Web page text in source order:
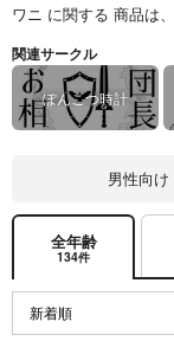
ワニ に関する 商品は、
関連サークル
ぽんこつ時計
男性向け
全年齢
134件